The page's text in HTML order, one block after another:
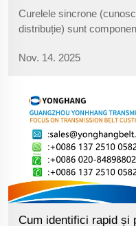
Curelele sincrone
distribuție) sunt
transmit puterea prin
Nov. 14. 2025
Cum identifici rapid și